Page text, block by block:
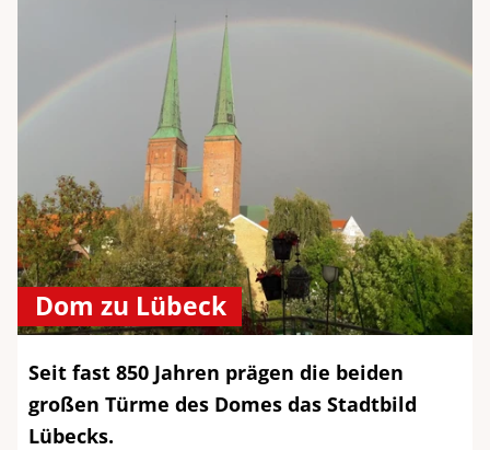
Dom zu Lübeck
Seit fast 850 Jahren prägen die beiden
großen Türme des Domes das Stadtbild
Lübecks.